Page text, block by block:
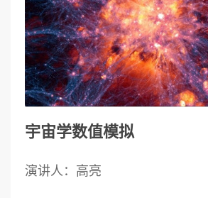
领域的研究进展，包括等
原子光激发和光电离，电
离，以及离子-原子碰撞过
离和电荷转移过程等。
宇宙学数值模拟
演讲人：高亮